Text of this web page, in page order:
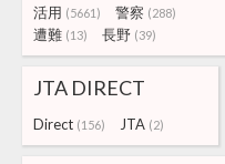
活用 (5661) 警察 (288)
遭難 (13) 長野 (39)
JTA DIRECT
Direct (156) JTA (2)